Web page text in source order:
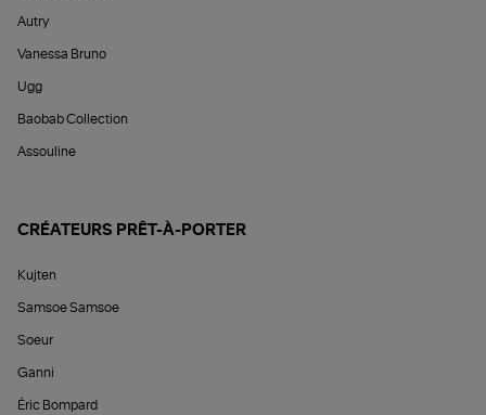
Autry
Vanessa Bruno
Ugg
Baobab Collection
Assouline
CRÉATEURS PRÊT-À-PORTER
Kujten
Samsoe Samsoe
Soeur
Ganni
Éric Bompard